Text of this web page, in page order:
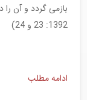
بازمی گردد و آن
1392: 23 و 24)
ادامه مطلب